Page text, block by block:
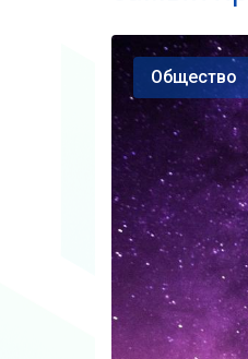
Общество